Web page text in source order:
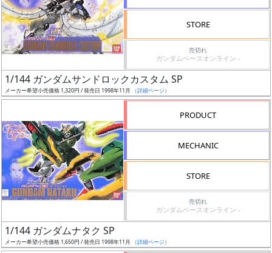
再
販
月
割
引
販
路
STORE
売切れ
ガンダムベースオンライン -
1/144 ガンダムサンドロックカスタム SP
メーカー希望小売価格 1,320円 / 発売日 1998年11月 （詳細ページ）
PRODUCT
MECHANIC
STORE
売切れ
ガンダムベースオンライン -
1/144 ガンダムナタク SP
メーカー希望小売価格 1,650円 / 発売日 1998年11月 （詳細ページ）